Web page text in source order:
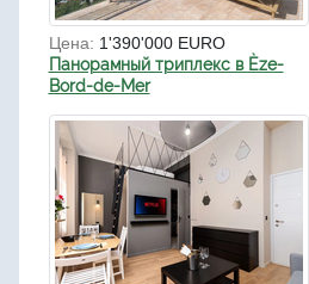
Цена: 1'390'000 EURO
Панорамный триплекс в Èze-
Bord-de-Mer